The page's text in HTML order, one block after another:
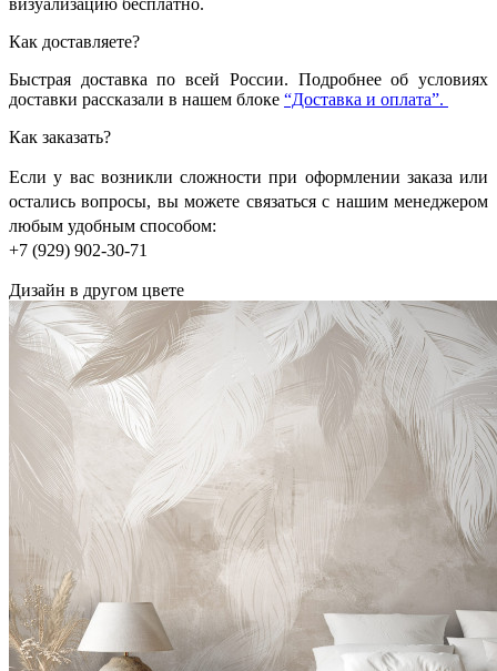
Как доставляете?
Быстрая доставка по всей России. Подробнее об условиях
доставки рассказали в нашем блоке “Доставка и оплата”.
Как заказать?
Если у вас возникли сложности при оформлении заказа или
остались вопросы, вы можете связаться с нашим менеджером
любым удобным способом:
+7 (929) 902-30-71
Дизайн в другом цвете